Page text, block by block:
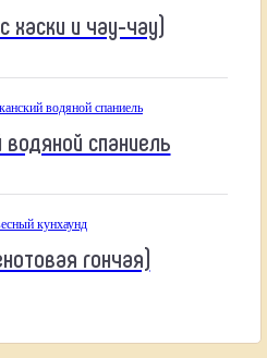
хаски и чау-чау)
спаниель
гончая)